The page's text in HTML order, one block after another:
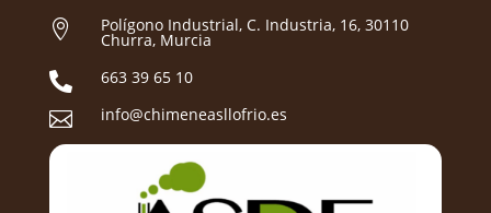
 Polígono Industrial, C. Industria, 16, 30110
Churra, Murcia
 663 39 65 10
 info@chimeneasllofrio.es